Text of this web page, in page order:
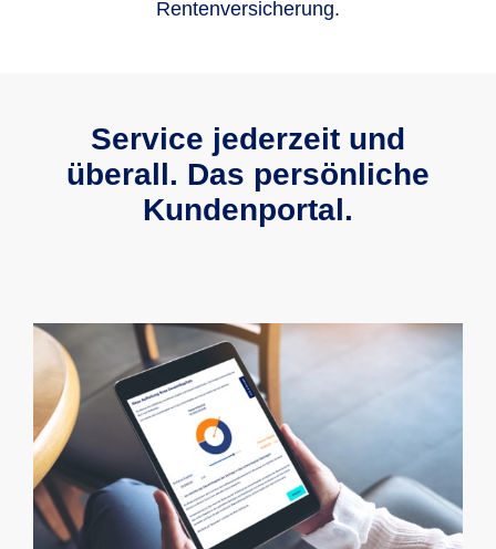
Rentenversicherung.
Service jederzeit und
überall. Das persönliche
Kundenportal.